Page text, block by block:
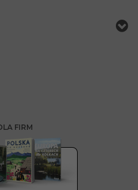
FIRM